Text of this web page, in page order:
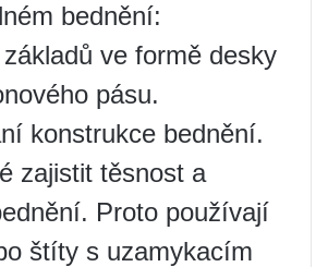
bednění:
ve formě desky
pásu.
konstrukce bednění.
zajistit těsnost a
Proto používají
štíty s uzamykacím